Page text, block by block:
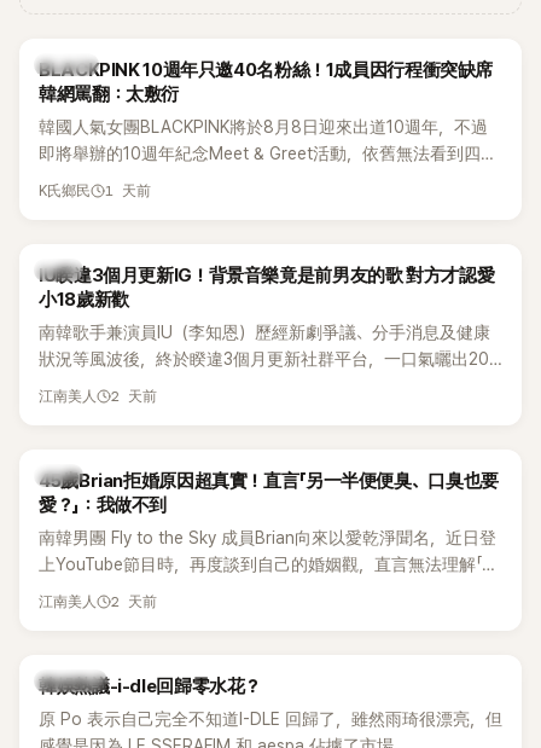
K-POP
BLACKPINK 10週年只邀40名粉絲！1成員因行程衝突缺席
韓網罵翻：太敷衍
韓國人氣女團BLACKPINK將於8月8日迎來出道10週年，不過
即將舉辦的10週年紀念Meet & Greet活動，依舊無法看到四人
合體。根據韓媒《MyDaily》7日報導，當天將由Jisoo（智秀）、
K氏鄉民 1 天前
韓星
IU睽違3個月更新IG！背景音樂竟是前男友的歌 對方才認愛
小18歲新歡
南韓歌手兼演員IU（李知恩）歷經新劇爭議、分手消息及健康
狀況等風波後，終於睽違3個月更新社群平台，一口氣曬出20
張近況照，讓大批粉絲又驚又喜。不過，比起照片本身，更引
江南美人 2 天前
韓星
45歲Brian拒婚原因超真實！直言「另一半便便臭、口臭也要
愛？」：我做不到
南韓男團 Fly to the Sky 成員Brian向來以愛乾淨聞名，近日登
上YouTube節目時，再度談到自己的婚姻觀，直言無法理解「連
另一半的口臭、便便臭都要愛」這種說法，更大方表明自己是不
江南美人 2 天前
熱議討論
韓娛熱議-i-dle回歸零水花？
原 Po 表示自己完全不知道I-DLE 回歸了，雖然雨琦很漂亮，但